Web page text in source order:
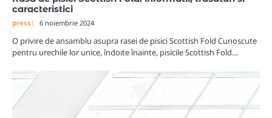
caracteristici
press 6 noiembrie 2024
O privire de ansamblu asupra rasei de pisici Scottish Fold Cunoscute
pentru urechile lor unice, îndoite înainte, pisicile Scottish Fold…